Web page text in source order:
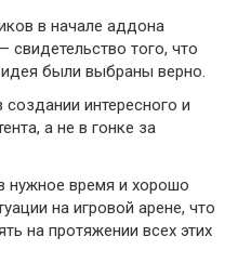
в начале аддона
свидетельство того, что
были выбраны верно.
интересного и
а не в гонке за
нужное время и хорошо
на игровой арене, что
на протяжении всех этих